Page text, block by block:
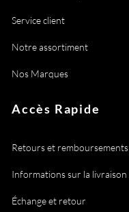
Service client
Notre assortiment
Nos Marques
Accès Rapide
Retours et remboursements
Informations sur la livraison
Échange et retour